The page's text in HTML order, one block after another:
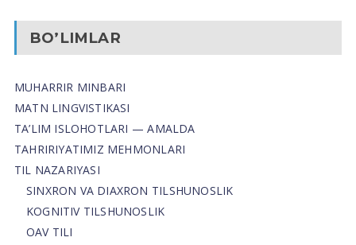
BO’LIMLAR
MUHARRIR MINBARI
MATN LINGVISTIKASI
TA’LIM ISLOHOTLARI — AMALDA
TAHRIRIYATIMIZ MEHMONLARI
TIL NAZARIYASI
SINXRON VA DIAXRON TILSHUNOSLIK
KOGNITIV TILSHUNOSLIK
OAV TILI